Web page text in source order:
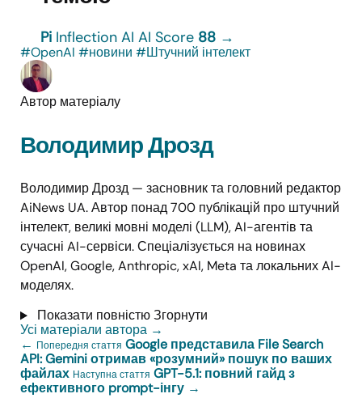
Pi Inflection AI AI Score 88 →
#OpenAI #новини #Штучний інтелект
Автор матеріалу
Володимир Дрозд
Володимир Дрозд — засновник та головний редактор
AiNews UA. Автор понад 700 публікацій про штучний
інтелект, великі мовні моделі (LLM), AI-агентів та
сучасні AI-сервіси. Спеціалізується на новинах
OpenAI, Google, Anthropic, xAI, Meta та локальних AI-
моделях.
Показати повністюЗгорнути
Усі матеріали автора →
← Попередня стаття Google представила File Search
API: Gemini отримав «розумний» пошук по ваших
файлах Наступна стаття GPT-5.1: повний гайд з
ефективного prompt-інгу →